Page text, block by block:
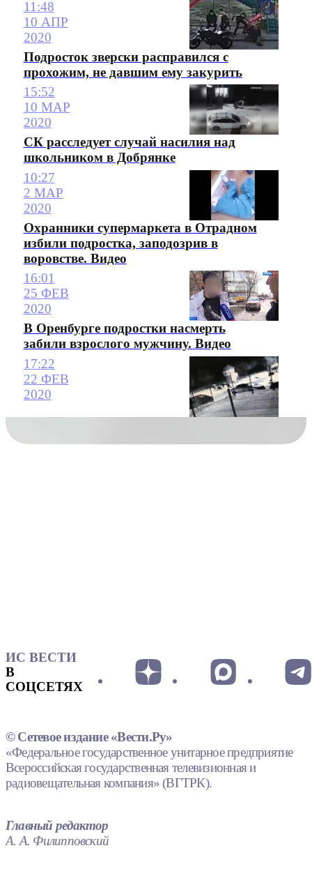
11:48
10 АПР
2020
Подросток зверски расправился с
прохожим, не давшим ему закурить
15:52
10 МАР
2020
СК расследует случай насилия над
школьником в Добрянке
10:27
2 МАР
2020
Охранники супермаркета в Отрадном
избили подростка, заподозрив в
воровстве. Видео
16:01
25 ФЕВ
2020
В Оренбурге подростки насмерть
забили взрослого мужчину. Видео
17:22
22 ФЕВ
2020
ИС ВЕСТИ
В
СОЦСЕТЯХ
© Сетевое издание «Вести.Ру»
«Федеральное государственное унитарное предприятие
Всероссийская государственная телевизионная и
радиовещательная компания» (ВГТРК).
Главный редактор
А. А. Филипповский